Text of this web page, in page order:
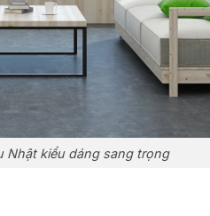
Nhật kiểu dáng sang trọng